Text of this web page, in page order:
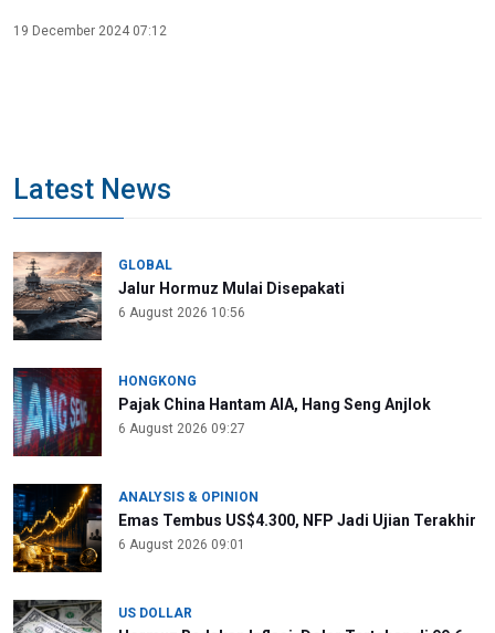
19 December 2024 07:12
Latest News
GLOBAL
Jalur Hormuz Mulai Disepakati
6 August 2026 10:56
HONGKONG
Pajak China Hantam AIA, Hang Seng Anjlok
6 August 2026 09:27
ANALYSIS & OPINION
Emas Tembus US$4.300, NFP Jadi Ujian Terakhir
6 August 2026 09:01
US DOLLAR